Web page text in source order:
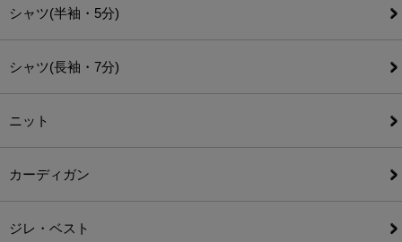
シャツ(半袖・5分)
シャツ(長袖・7分)
ニット
カーディガン
ジレ・ベスト